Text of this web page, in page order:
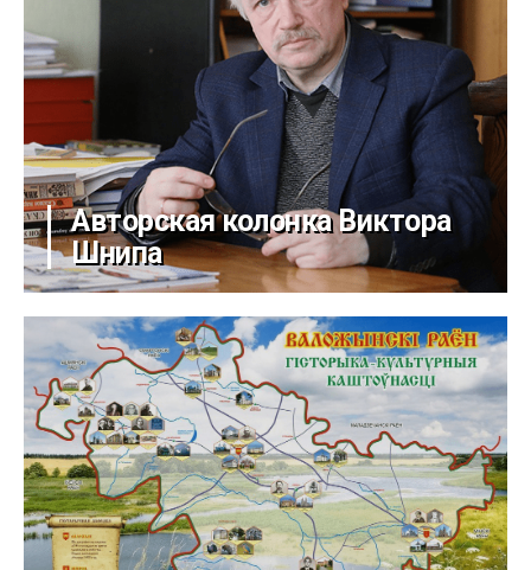
Авторская колонка Виктора
Шнипа